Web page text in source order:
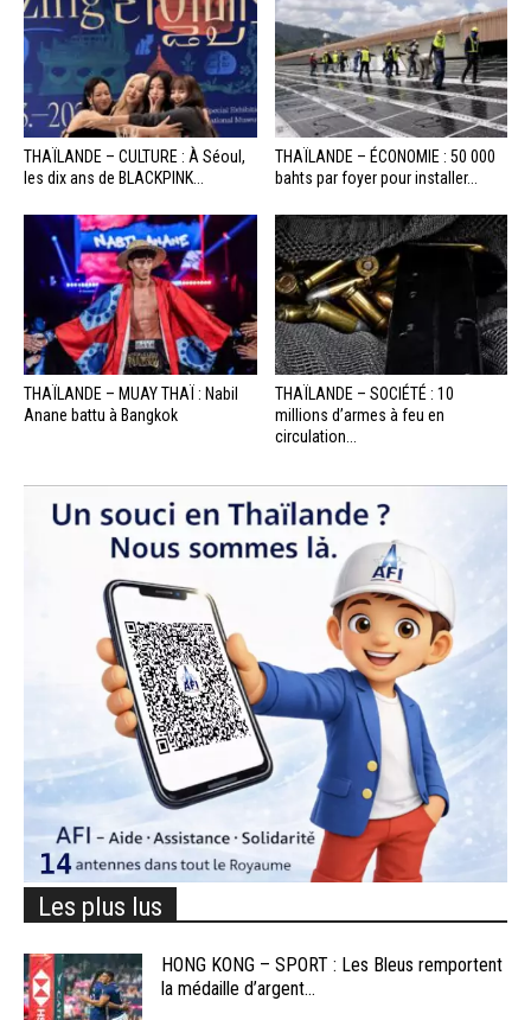
THAÏLANDE – CULTURE : À Séoul,
les dix ans de BLACKPINK...
THAÏLANDE – ÉCONOMIE : 50 000
bahts par foyer pour installer...
THAÏLANDE – MUAY THAÏ : Nabil
Anane battu à Bangkok
THAÏLANDE – SOCIÉTÉ : 10
millions d’armes à feu en
circulation...
Les plus lus
HONG KONG – SPORT : Les Bleus remportent
la médaille d’argent...